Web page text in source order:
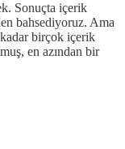
Sonuçta içerik
bahsediyoruz. Ama
birçok içerik
en azından bir